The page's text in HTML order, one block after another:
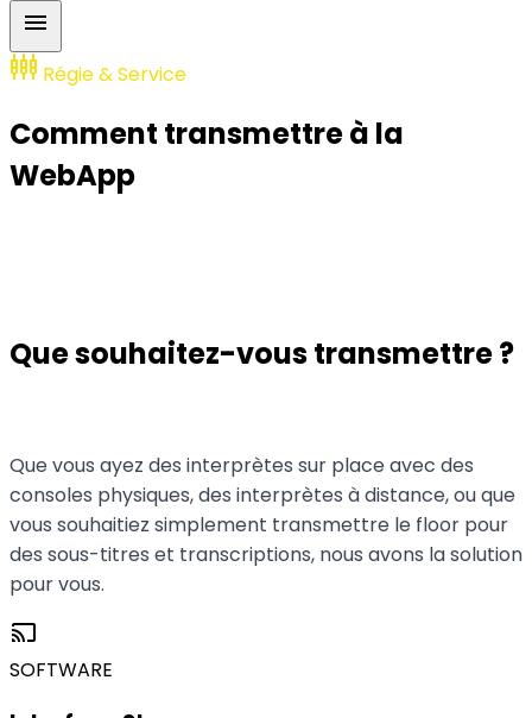
menu
settings_input_component Régie & Service
Comment transmettre à la
WebApp
Que souhaitez-vous transmettre ?
Que vous ayez des interprètes sur place avec des
consoles physiques, des interprètes à distance, ou que
vous souhaitiez simplement transmettre le floor pour
des sous-titres et transcriptions, nous avons la solution
pour vous.
cast
SOFTWARE